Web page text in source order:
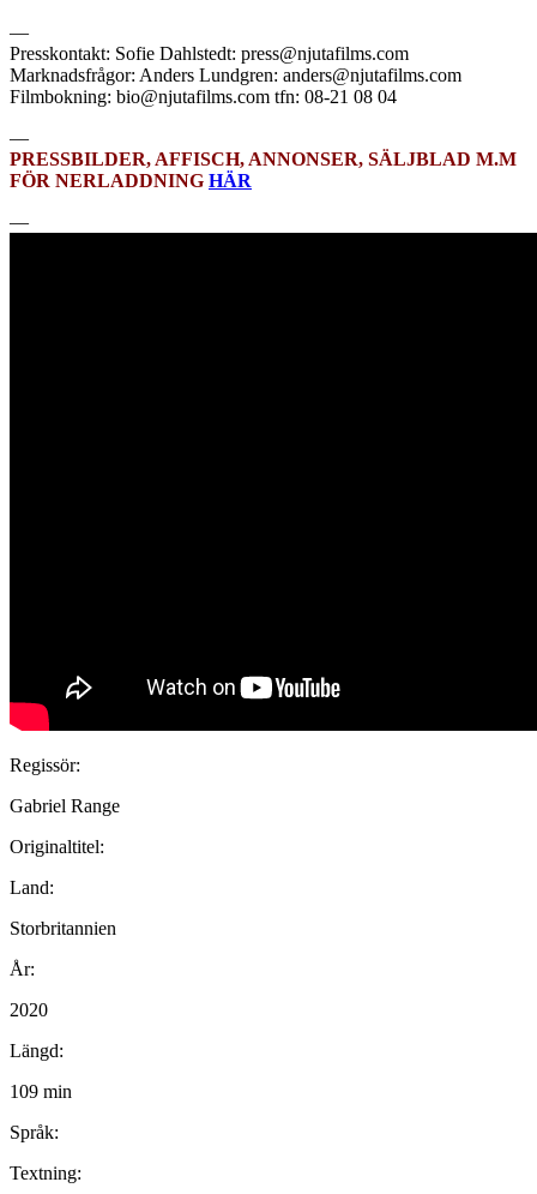
—
Presskontakt: Sofie Dahlstedt: press@njutafilms.com
Marknadsfrågor: Anders Lundgren: anders@njutafilms.com
Filmbokning: bio@njutafilms.com tfn: 08-21 08 04
—
PRESSBILDER, AFFISCH, ANNONSER, SÄLJBLAD M.M
FÖR NERLADDNING HÄR
—
Regissör:
Gabriel Range
Originaltitel:
Land:
Storbritannien
År:
2020
Längd:
109 min
Språk:
Textning: